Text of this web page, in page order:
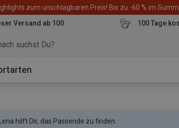
zum unschlagbaren Preis! Bis zu -60 % im
Versand ab 100
100 Tage
Lena hilft Dir, das Passende zu finden.